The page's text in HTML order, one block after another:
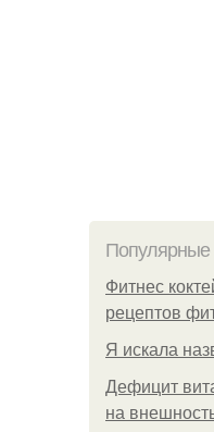
Фитнес
рецептов
Я искала
Дефицит
на